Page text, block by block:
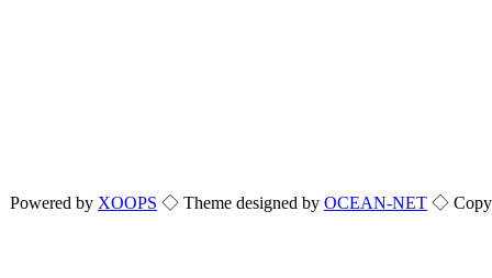
Powered by XOOPS ◇ Theme designed by OCEAN-NET ◇